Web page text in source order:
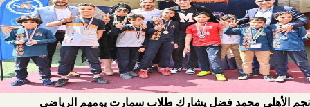
نجم الأهلي محمد فضل يشارك طلاب سمارت يومهم الرياضي